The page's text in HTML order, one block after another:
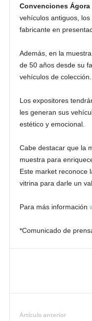
Convenciones Ágora
vehículos antiguos,
fabricante en
Además, en la
de 50 años desde su
vehículos de colección.
Los expositores
les generan sus
estético y emocional.
Cabe destacar que la
muestra para
Este market reconoce
vitrina para darle un
Para más información
*Comunicado de
Artículo anterior